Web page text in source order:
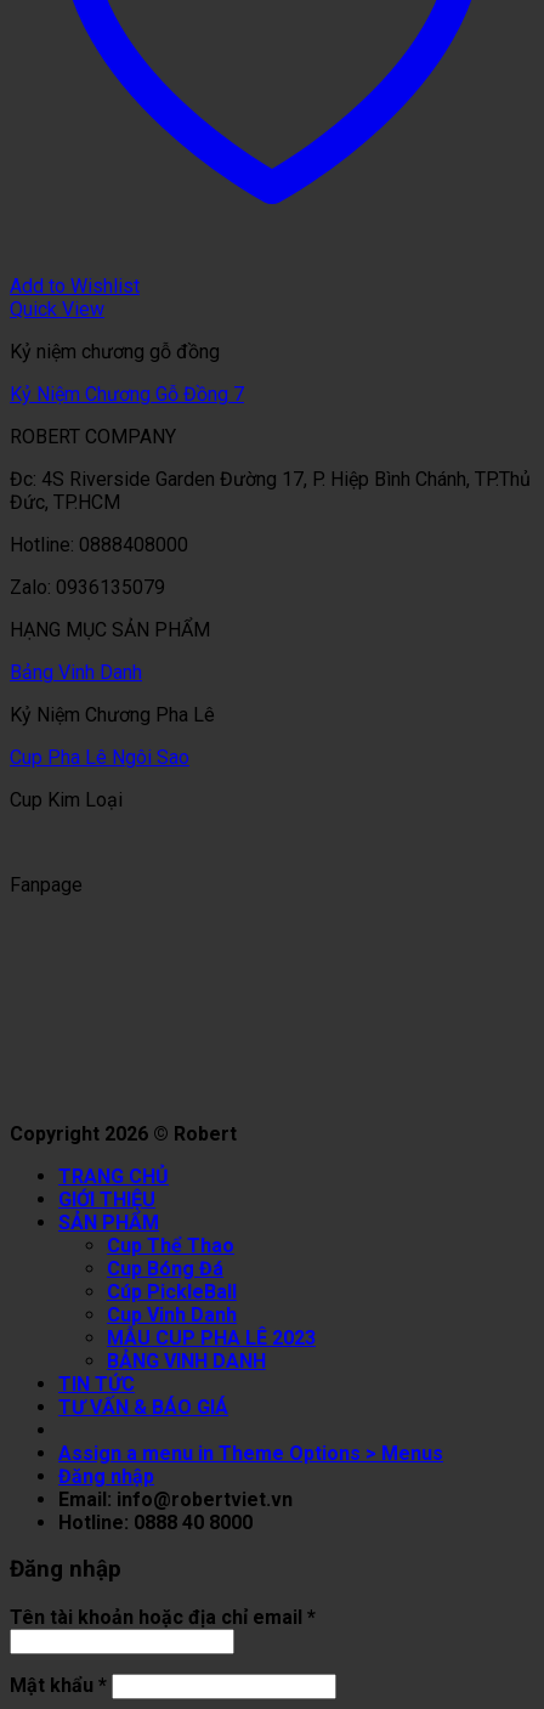
Add to Wishlist
Quick View
Kỷ niệm chương gỗ đồng
Kỷ Niệm Chương Gỗ Đồng 7
ROBERT COMPANY
Đc: 4S Riverside Garden Đường 17, P. Hiệp Bình Chánh, TP.Thủ
Đức, TP.HCM
Hotline: 0888408000
Zalo: 0936135079
HẠNG MỤC SẢN PHẨM
Bảng Vinh Danh
Kỷ Niệm Chương Pha Lê
Cup Pha Lê Ngôi Sao
Cup Kim Loại
Fanpage
Copyright 2026 © Robert
TRANG CHỦ
GIỚI THIỆU
SẢN PHẨM
Cup Thể Thao
Cup Bóng Đá
Cúp PickleBall
Cup Vinh Danh
MẪU CUP PHA LÊ 2023
BẢNG VINH DANH
TIN TỨC
TƯ VẤN & BÁO GIÁ
Assign a menu in Theme Options > Menus
Đăng nhập
Email: info@robertviet.vn
Hotline: 0888 40 8000
Đăng nhập
Tên tài khoản hoặc địa chỉ email *
Mật khẩu *